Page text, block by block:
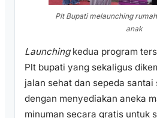
Plt Bupati melaunching
anak
Launchingkedua program
Plt bupati yang sekaligus
jalan sehat dan sepeda
dengan menyediakan aneka
minuman secara gratis untuk